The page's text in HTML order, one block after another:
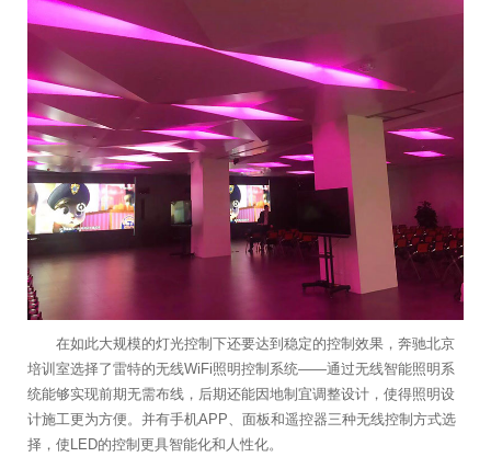
在如此大规模的灯光控制下还要达到稳定的控制效果，奔驰北京
培训室选择了雷特的无线WiFi照明控制系统——通过无线智能照明系
统能够实现前期无需布线，后期还能因地制宜调整设计，使得照明设
计施工更为方便。并有手机APP、面板和遥控器三种无线控制方式选
择，使LED的控制更具智能化和人性化。